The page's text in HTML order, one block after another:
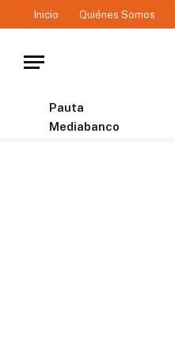
Inicio Quiénes Somos
Pauta
Mediabanco